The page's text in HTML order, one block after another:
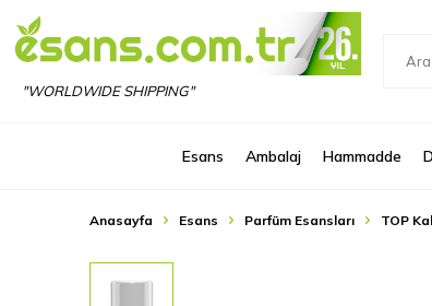
"WORLDWIDE SHIPPING"
Esans Ambalaj Hammadde
Anasayfa Esans Parfüm Esansları TOP